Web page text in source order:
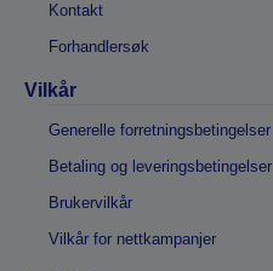
Kontakt
Forhandlersøk
Vilkår
Generelle forretningsbetingelser
Betaling og leveringsbetingelser
Brukervilkår
Vilkår for nettkampanjer